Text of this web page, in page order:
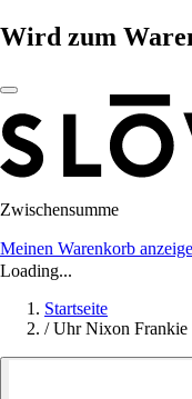
Wird zum
Zwischensumme
Meinen Warenkorb
Loading...
Startseite
/ Uhr Nixon Frankie